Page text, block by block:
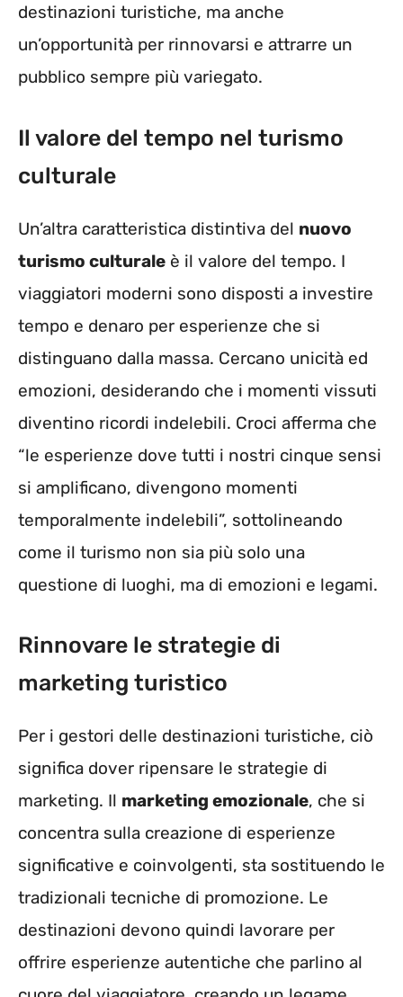
destinazioni turistiche, ma anche
un’opportunità per rinnovarsi e attrarre un
pubblico sempre più variegato.
Il valore del tempo nel turismo
culturale
Un’altra caratteristica distintiva del nuovo
turismo culturale è il valore del tempo. I
viaggiatori moderni sono disposti a investire
tempo e denaro per esperienze che si
distinguano dalla massa. Cercano unicità ed
emozioni, desiderando che i momenti vissuti
diventino ricordi indelebili. Croci afferma che
“le esperienze dove tutti i nostri cinque sensi
si amplificano, divengono momenti
temporalmente indelebili”, sottolineando
come il turismo non sia più solo una
questione di luoghi, ma di emozioni e legami.
Rinnovare le strategie di
marketing turistico
Per i gestori delle destinazioni turistiche, ciò
significa dover ripensare le strategie di
marketing. Il marketing emozionale, che si
concentra sulla creazione di esperienze
significative e coinvolgenti, sta sostituendo le
tradizionali tecniche di promozione. Le
destinazioni devono quindi lavorare per
offrire esperienze autentiche che parlino al